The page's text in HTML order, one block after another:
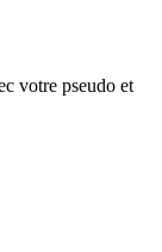
votre pseudo et